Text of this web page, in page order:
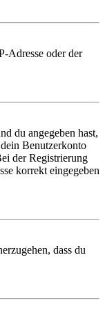
Adresse oder der
du angegeben hast,
Benutzerkonto
der Registrierung
korrekt eingegeben
dass du